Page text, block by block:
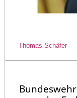
Thomas Schäfer